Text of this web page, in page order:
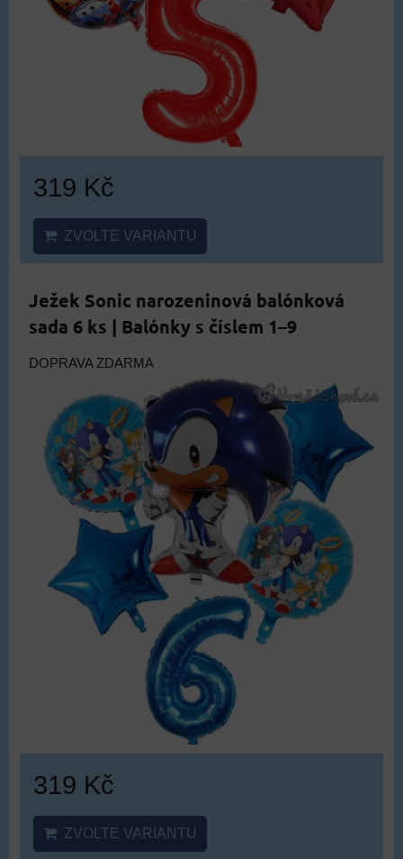
319 Kč
ZVOLTE VARIANTU
Ježek Sonic narozeninová balónková
sada 6 ks | Balónky s číslem 1–9
DOPRAVA ZDARMA
319 Kč
ZVOLTE VARIANTU